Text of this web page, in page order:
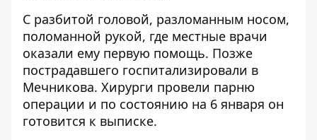
С разбитой головой, разломанным носом,
поломанной рукой, где местные врачи
оказали ему первую помощь. Позже
пострадавшего госпитализировали в
Мечникова. Хирурги провели парню
операции и по состоянию на 6 января он
готовится к выписке.